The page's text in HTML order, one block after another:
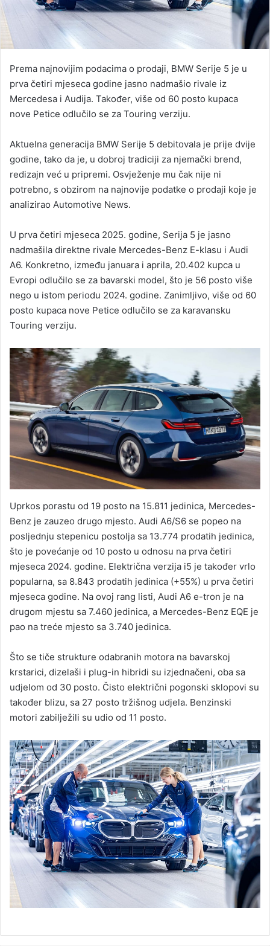
Prema najnovijim podacima o prodaji, BMW Serije 5 je u
prva četiri mjeseca godine jasno nadmašio rivale iz
Mercedesa i Audija. Također, više od 60 posto kupaca
nove Petice odlučilo se za Touring verziju.
Aktuelna generacija BMW Serije 5 debitovala je prije dvije
godine, tako da je, u dobroj tradiciji za njemački brend,
redizajn već u pripremi. Osvježenje mu čak nije ni
potrebno, s obzirom na najnovije podatke o prodaji koje je
analizirao Automotive News.
U prva četiri mjeseca 2025. godine, Serija 5 je jasno
nadmašila direktne rivale Mercedes-Benz E-klasu i Audi
A6. Konkretno, između januara i aprila, 20.402 kupca u
Evropi odlučilo se za bavarski model, što je 56 posto više
nego u istom periodu 2024. godine. Zanimljivo, više od 60
posto kupaca nove Petice odlučilo se za karavansku
Touring verziju.
Uprkos porastu od 19 posto na 15.811 jedinica, Mercedes-
Benz je zauzeo drugo mjesto. Audi A6/S6 se popeo na
posljednju stepenicu postolja sa 13.774 prodatih jedinica,
što je povećanje od 10 posto u odnosu na prva četiri
mjeseca 2024. godine. Električna verzija i5 je također vrlo
popularna, sa 8.843 prodatih jedinica (+55%) u prva četiri
mjeseca godine. Na ovoj rang listi, Audi A6 e-tron je na
drugom mjestu sa 7.460 jedinica, a Mercedes-Benz EQE je
pao na treće mjesto sa 3.740 jedinica.
Što se tiče strukture odabranih motora na bavarskoj
krstarici, dizelaši i plug-in hibridi su izjednačeni, oba sa
udjelom od 30 posto. Čisto električni pogonski sklopovi su
također blizu, sa 27 posto tržišnog udjela. Benzinski
motori zabilježili su udio od 11 posto.